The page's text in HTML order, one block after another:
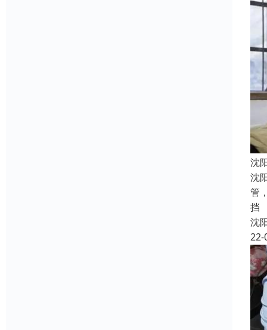
沈
沈
管
挡
沈
22-